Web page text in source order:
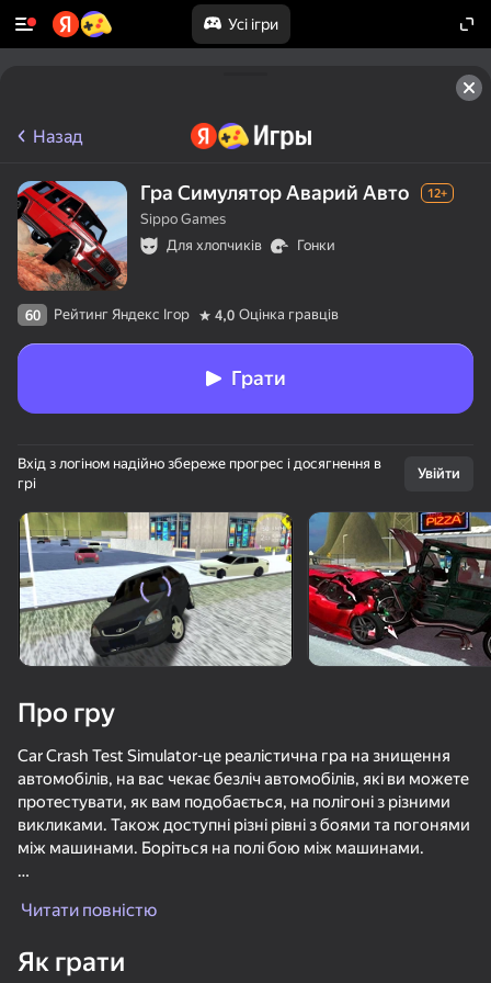
Усі ігри
Поверніть пристрій
Гра працює тільки в горизонтальній
орієнтації
Шашки по Питеру или Арабский дрифт
Назад
Гра Симулятор Аварий Авто 12+
Sippo Games
Для хлопчиків
Гонки
60 Рейтинг Яндекс Ігор 4,0 Оцінка гравців
Грати
Вхід з логіном надійно збереже прогрес і досягнення в
грі
Увійти
Про гру
Car Crash Test Simulator-це реалістична гра на знищення
автомобілів, на вас чекає безліч автомобілів, які ви можете
протестувати, як вам подобається, на полігоні з різними
викликами. Також доступні різні рівні з боями та погонями
між машинами. Боріться на полі бою між машинами.
Полігонні випробування.
Місто.
Читати повністю
Як грати